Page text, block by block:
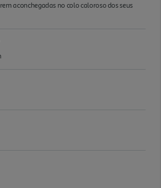
aconchegadas no colo caloroso dos seus